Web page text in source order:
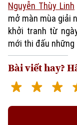
Nguyễn Thùy Linh
mở màn mùa giải
khởi tranh từ
mới thi đấu
Bài viết hay?